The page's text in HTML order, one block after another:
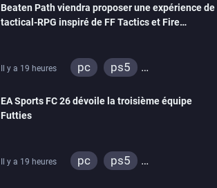
stadia
ps4
xbox one
Beaten Path viendra proposer une expérience de
tactical-RPG inspiré de FF Tactics et Fire
Il y a 19 heures pc
ps5
EA Sports FC 26 dévoile la troisième équipe
Futties
Il y a 19 heures pc
ps5